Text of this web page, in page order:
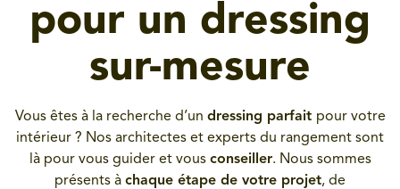
pour un dressing
sur-mesure
Vous êtes à la recherche d’un dressing parfait pour votre
intérieur ? Nos architectes et experts du rangement sont
là pour vous guider et vous conseiller. Nous sommes
présents à chaque étape de votre projet, de